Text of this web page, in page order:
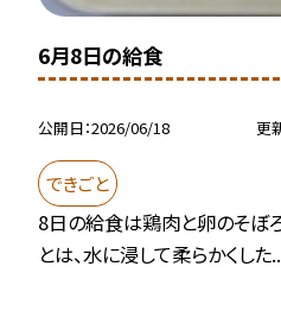
6月8日の給食
公開日 2026/06/18 更
できごと
8日の給食は鶏肉と卵のそぼ
とは、水に浸して柔らかくした